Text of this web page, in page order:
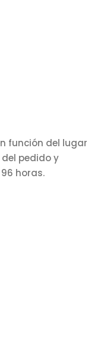
función del lugar
pedido y
horas.